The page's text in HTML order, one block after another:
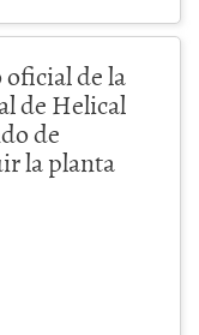
de la
de Helical
de
la planta